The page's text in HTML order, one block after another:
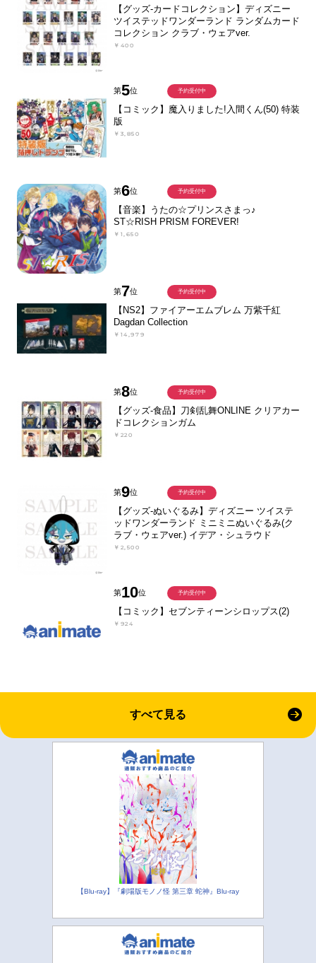
【グッズ-カードコレクション】ディズニー
ツイステッドワンダーランド ランダムカード
コレクション クラブ・ウェアver.
￥400
第5位
【コミック】魔入りました!入間くん(50) 特装
版
￥3,850
予約受付中
第6位
【音楽】うたの☆プリンスさまっ♪
ST☆RISH PRISM FOREVER!
￥1,650
予約受付中
第7位
【NS2】ファイアーエムブレム 万紫千紅
Dagdan Collection
￥14,979
予約受付中
第8位
【グッズ-食品】刀剣乱舞ONLINE クリアカー
ドコレクションガム
￥220
予約受付中
第9位
【グッズ-ぬいぐるみ】ディズニー ツイステ
ッドワンダーランド ミニミニぬいぐるみ(ク
ラブ・ウェアver.) イデア・シュラウド
￥2,500
予約受付中
第10位
【コミック】セブンティーンシロップス(2)
￥924
予約受付中
すべて見る
【Blu-ray】『劇場版モノノ怪 第三章 蛇神』Blu-ray